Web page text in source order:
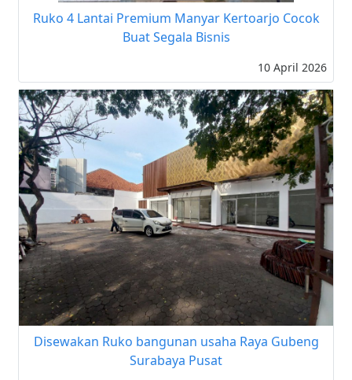
Ruko 4 Lantai Premium Manyar Kertoarjo Cocok
Buat Segala Bisnis
10 April 2026
Disewakan Ruko bangunan usaha Raya Gubeng
Surabaya Pusat